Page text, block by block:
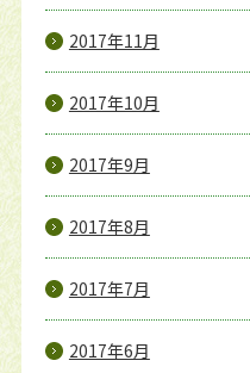
2017年11月
2017年10月
2017年9月
2017年8月
2017年7月
2017年6月